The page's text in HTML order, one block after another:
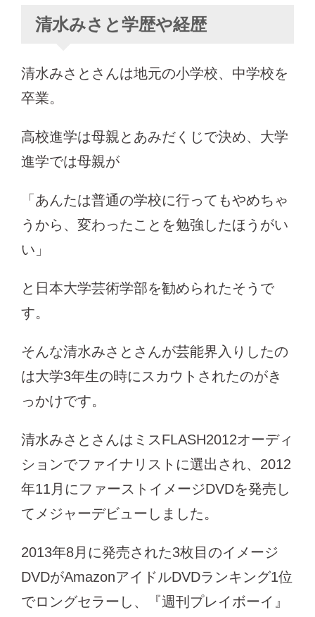
清水みさと学歴や経歴
清水みさとさんは地元の小学校、中学校を
卒業。
高校進学は母親とあみだくじで決め、大学
進学では母親が
「あんたは普通の学校に行ってもやめちゃ
うから、変わったことを勉強したほうがい
い」
と日本大学芸術学部を勧められたそうで
す。
そんな清水みさとさんが芸能界入りしたの
は大学3年生の時にスカウトされたのがき
っかけです。
清水みさとさんはミスFLASH2012オーディ
ションでファイナリストに選出され、2012
年11月にファーストイメージDVDを発売し
てメジャーデビューしました。
2013年8月に発売された3枚目のイメージ
DVDがAmazonアイドルDVDランキング1位
でロングセラーし、『週刊プレイボーイ』